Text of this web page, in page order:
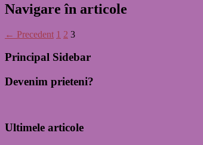
Navigare în articole
← Precedent 1 2 3
Principal Sidebar
Devenim prieteni?
Ultimele articole